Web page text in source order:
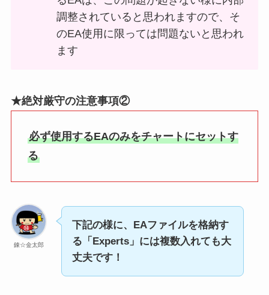
調整されていると思われますので、そ
のEA使用に限っては問題ないと思われ
ます
★絶対厳守の注意事項②
必ず使用するEAのみをチャートにセットす
る
錬☆金太郎
下記の様に、EAファイルを格納す
る「Experts」には複数入れても大
丈夫です！